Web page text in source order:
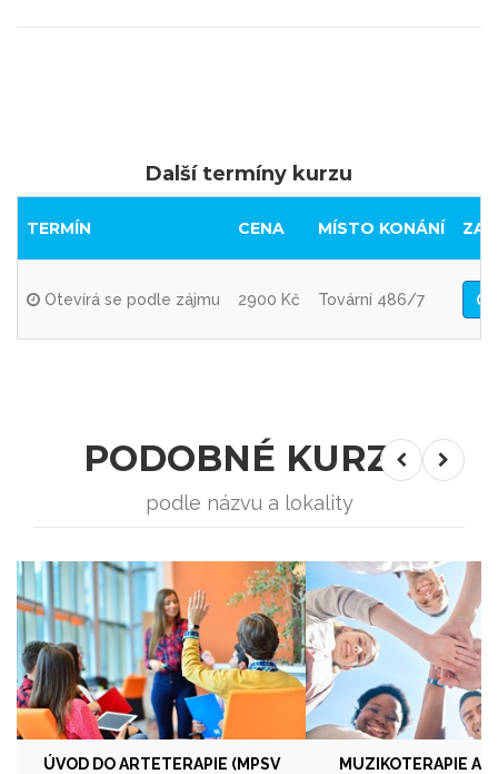
Další termíny kurzu
TERMÍN CENA MÍSTO KONÁNÍ
Otevírá se podle zájmu 2900 Kč Tovární 486/7
PODOBNÉ KURZY
podle názvu a lokality
ÚVOD DO ARTETERAPIE (MPSV
MUZIKOTERAPIE A